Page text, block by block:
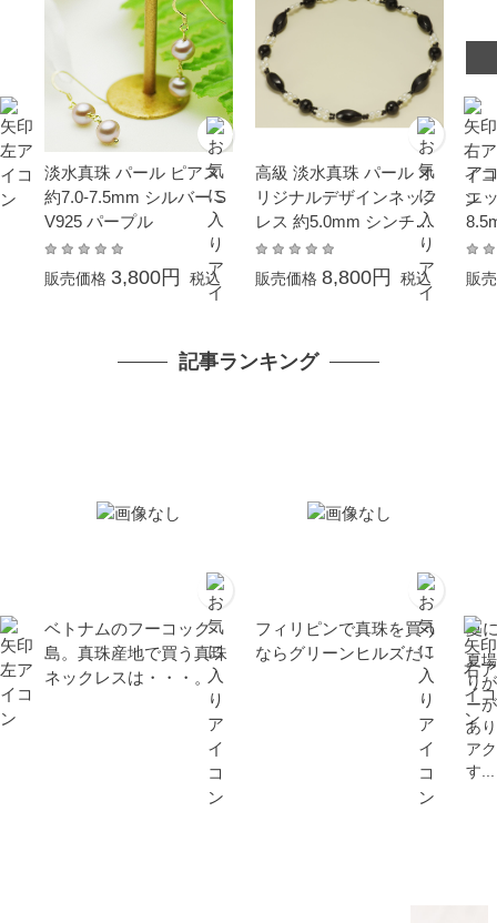
淡水真珠 パール ピアス
約7.0-7.5mm シルバー S
V925 パープル
販売価格 3,800円 税込
高級 淡水真珠 パール オ
リジナルデザインネック
レス 約5.0mm シンチュ
ウ 合金
販売価格 8,800円 税込
ア
エ
ィ
ク
販
記事ランキング
ベトナムのフーコック
島。真珠産地で買う真珠
ネックレスは・・・。
フィリピンで真珠を買う
ならグリーンヒルズだ！
夏
夏
り
ー
あ
ア
す...